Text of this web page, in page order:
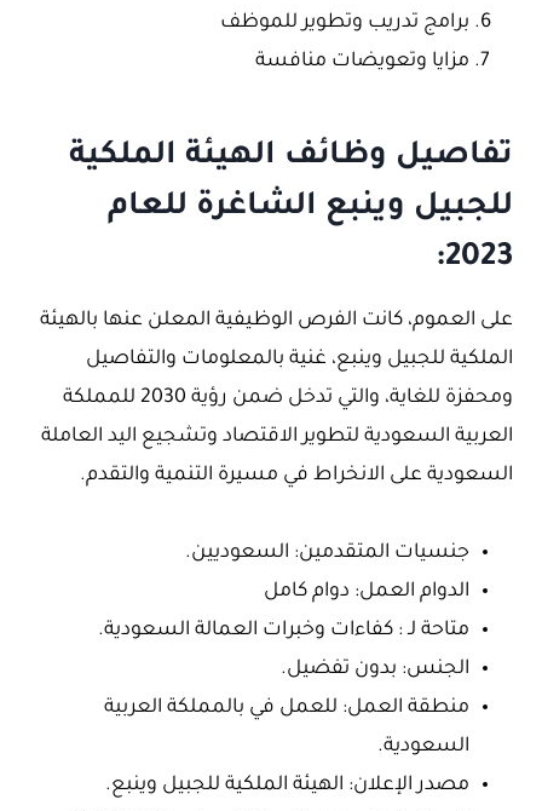
برامج تدريب وتطوير للموظف
مزايا وتعويضات منافسة
تفاصيل وظائف الهيئة الملكية
للجبيل وينبع الشاغرة للعام
2023:
على العموم، كانت الفرص الوظيفية المعلن عنها بالهيئة
الملكية للجبيل وينبع، غنية بالمعلومات والتفاصيل
ومحفزة للغاية، والتي تدخل ضمن رؤية 2030 للمملكة
العربية السعودية لتطوير الاقتصاد وتشجيع اليد العاملة
السعودية على الانخراط في مسيرة التنمية والتقدم.
جنسيات المتقدمين: السعوديين.
الدوام العمل: دوام كامل
متاحة لـ : كفاءات وخبرات العمالة السعودية.
الجنس: بدون تفضيل.
منطقة العمل: للعمل في بالمملكة العربية
السعودية.
مصدر الإعلان: الهيئة الملكية للجبيل وينبع.